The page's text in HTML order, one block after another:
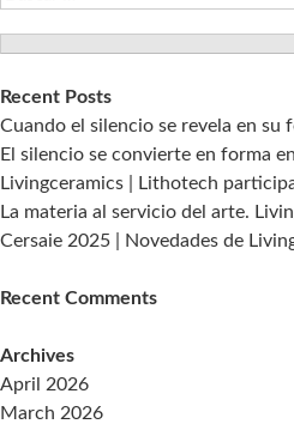
Recent Posts
Cuando el silencio se revela en su
El silencio se convierte en forma
Livingceramics | Lithotech
La materia al servicio del arte.
Cersaie 2025 | Novedades de
Recent Comments
Archives
April 2026
March 2026